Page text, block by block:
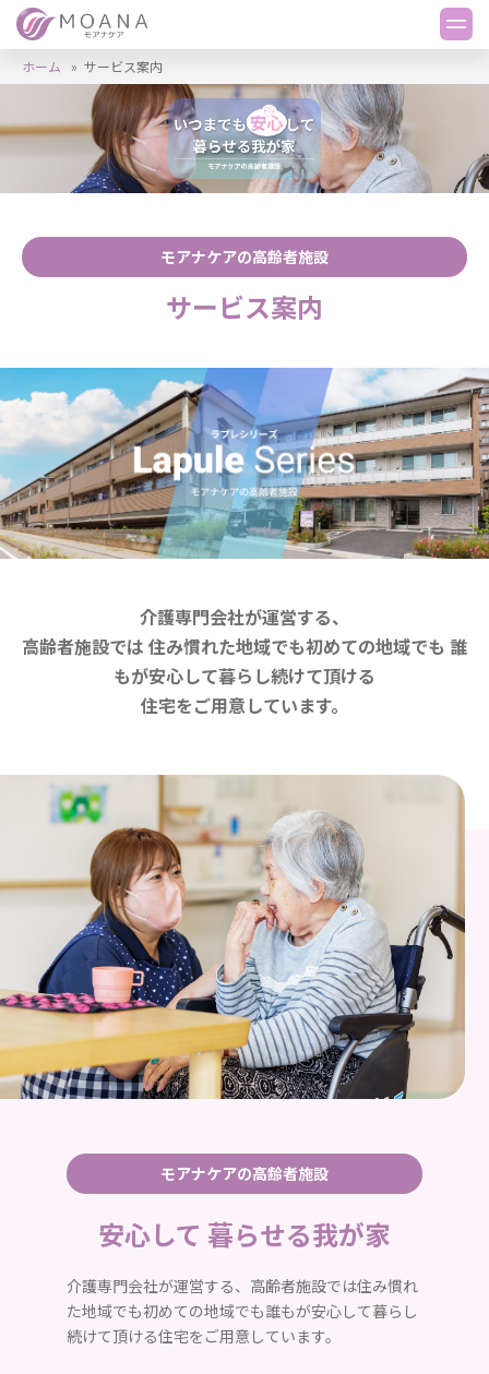
ホーム » サービス案内
モアナケアの高齢者施設
サービス案内
介護専門会社が運営する、
高齢者施設では 住み慣れた地域でも初めての地域でも 誰
もが安心して暮らし続けて頂ける
住宅をご用意しています。
モアナケアの高齢者施設
安心して 暮らせる我が家
介護専門会社が運営する、高齢者施設では住み慣れ
た地域でも初めての地域でも誰もが安心して暮らし
続けて頂ける住宅をご用意しています。